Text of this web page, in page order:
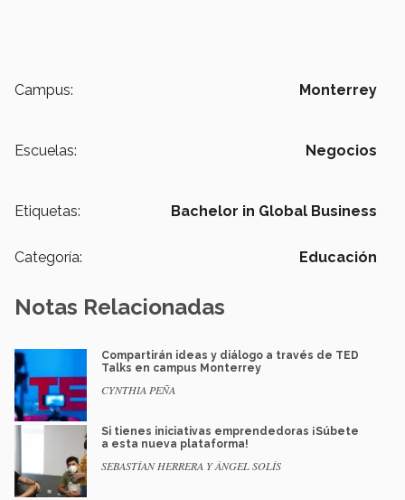
Campus: Monterrey
Escuelas: Negocios
Etiquetas: Bachelor in Global Business
Categoría: Educación
Notas Relacionadas
Compartirán ideas y diálogo a través de TED
Talks en campus Monterrey
CYNTHIA PEÑA
Si tienes iniciativas emprendedoras ¡Súbete
a esta nueva plataforma!
SEBASTÍAN HERRERA Y ÁNGEL SOLÍS